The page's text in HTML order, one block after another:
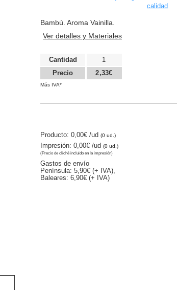
calidad
Bambú. Aroma Vainilla.
Ver detalles y Materiales
Cantidad
Precio
1
2,33€
Más IVA*
Producto: 0,00€ /ud (0 ud.)
Impresión: 0,00€ /ud (0 ud.)
(Precio de cliché incluido en la impresión)
Gastos de envío
Península: 5,90€ (+ IVA),
Baleares: 6,90€ (+ IVA)